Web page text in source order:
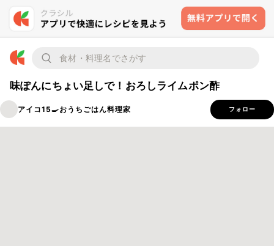
味ぽんにちょい足しで！おろしライムポン酢
アイコ15🍳おうちごはん料理家 フォロー